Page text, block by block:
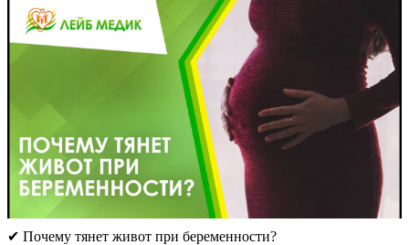
✔ Почему тянет живот при беременности?